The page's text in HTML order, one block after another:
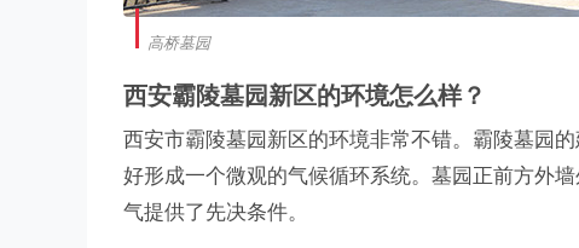
高桥墓园
西安霸陵墓园新区的环境怎么样？
西安市霸陵墓园新区的环境非常不错。霸陵墓园
好形成一个微观的气候循环系统。墓园正前方外
气提供了先决条件。